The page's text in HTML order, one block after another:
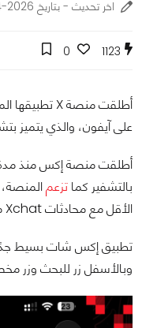
اخر تحديث - بتاريخ 2026-04-25
1123
0
على آيفون، والذي يتميز
أطلقت منصة إكس منذ
بالتشفير كما تزعم
الأقل مع محادثات Xchat معًا في نفس المكان/التطبيق.
تطبيق إكس شات بسيط جدًا،
وبالأسفل زر للبحث وزر